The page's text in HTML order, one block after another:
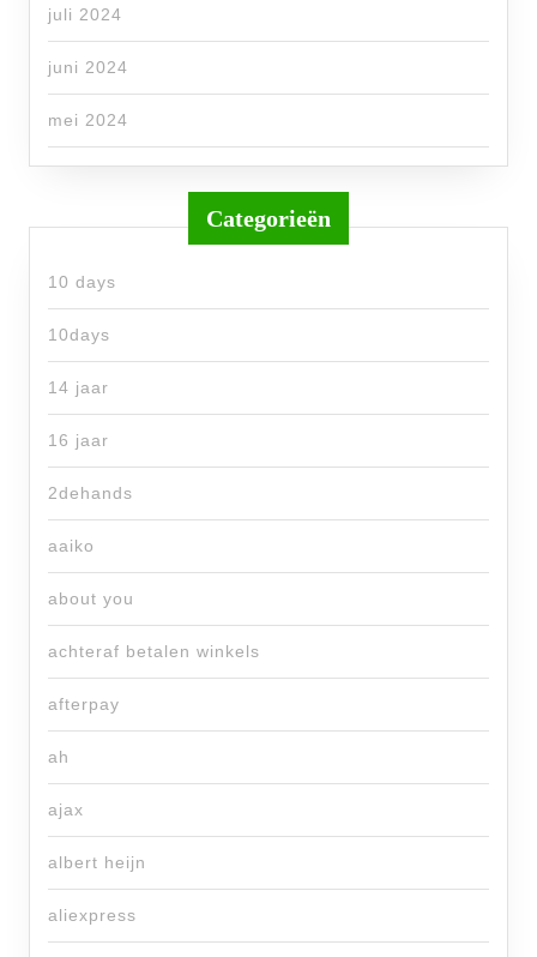
juli 2024
juni 2024
mei 2024
Categorieën
10 days
10days
14 jaar
16 jaar
2dehands
aaiko
about you
achteraf betalen winkels
afterpay
ah
ajax
albert heijn
aliexpress